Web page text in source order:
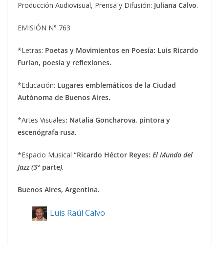
Producción Audiovisual, Prensa y Difusión: Juliana Calvo.
EMISIÓN N° 763
*Letras: Poetas y Movimientos en Poesía: Luis Ricardo
Furlan, poesía y reflexiones.
*Educación: Lugares emblemáticos de la Ciudad
Autónoma de Buenos Aires.
*Artes Visuales: Natalia Goncharova, pintora y
escenógrafa rusa.
*Espacio Musical “Ricardo Héctor Reyes: El Mundo del
Jazz (3° parte).
Buenos Aires, Argentina.
Luis Raúl Calvo